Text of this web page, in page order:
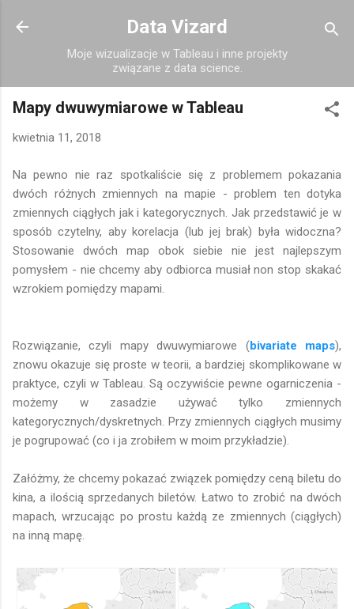
Przejdź do głównej zawartości
Data Vizard
Moje wizualizacje w Tableau i inne projekty
związane z data science.
Mapy dwuwymiarowe w Tableau
kwietnia 11, 2018
Na pewno nie raz spotkaliście się z problemem pokazania
dwóch różnych zmiennych na mapie - problem ten dotyka
zmiennych ciągłych jak i kategorycznych. Jak przedstawić je w
sposób czytelny, aby korelacja (lub jej brak) była widoczna?
Stosowanie dwóch map obok siebie nie jest najlepszym
pomysłem - nie chcemy aby odbiorca musiał non stop skakać
wzrokiem pomiędzy mapami.
Rozwiązanie, czyli mapy dwuwymiarowe (bivariate maps),
znowu okazuje się proste w teorii, a bardziej skomplikowane w
praktyce, czyli w Tableau. Są oczywiście pewne ogarniczenia -
możemy w zasadzie używać tylko zmiennych
kategorycznych/dyskretnych. Przy zmiennych ciągłych musimy
je pogrupować (co i ja zrobiłem w moim przykładzie).
Załóżmy, że chcemy pokazać związek pomiędzy ceną biletu do
kina, a ilością sprzedanych biletów. Łatwo to zrobić na dwóch
mapach, wrzucając po prostu każdą ze zmiennych (ciągłych)
na inną mapę.